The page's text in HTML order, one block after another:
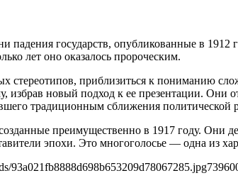
государств, опубликованные в 1912
лет оно оказалось пророческим.
стереотипов, приблизиться к пониманию
новый подход к ее презентации. Они
традиционным сближения политической
преимущественно в 1917 году. Они
эпохи. Это многоголосье — одна из
93a021fb8888d698b653209d78067285.jpg739